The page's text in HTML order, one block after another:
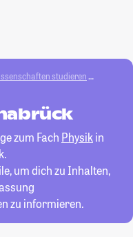
studieren
zum Fach Physikin
um dich zu Inhalten,
zu informieren.